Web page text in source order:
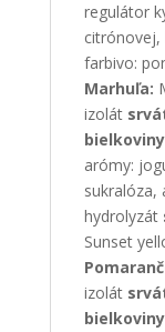
regulátor
citrónovej,
farbivo:
Marhuľa:
izolát
bielkoviny
arómy:
sukralóza,
hydrolyzát
Sunset
izolát
bielkoviny